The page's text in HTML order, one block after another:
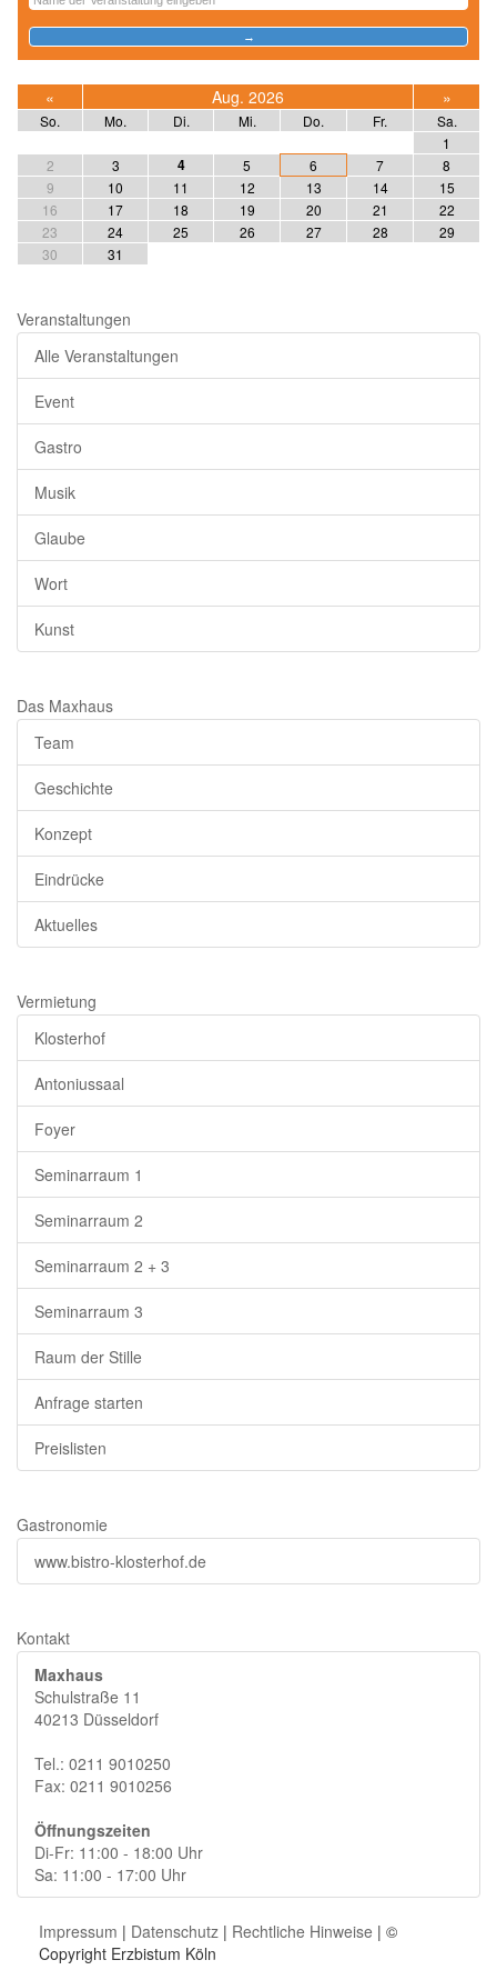
« Aug. 2026 »
So. Mo. Di. Mi. Do. Fr.
Sa.
1
2
3 4 5 6 7
8
9
10 11 12 13 14
15
16
17 18 19 20 21
22
23
24 25 26 27 28
29
30
31
Veranstaltungen
Alle Veranstaltungen
Event
Gastro
Musik
Glaube
Wort
Kunst
Das Maxhaus
Team
Geschichte
Konzept
Eindrücke
Aktuelles
Vermietung
Klosterhof
Antoniussaal
Foyer
Seminarraum 1
Seminarraum 2
Seminarraum 2 + 3
Seminarraum 3
Raum der Stille
Anfrage starten
Preislisten
Gastronomie
www.bistro-klosterhof.de
Kontakt
Maxhaus
Schulstraße 11
40213 Düsseldorf
Tel.: 0211 9010250
Fax: 0211 9010256
Öffnungszeiten
Di-Fr: 11:00 - 18:00 Uhr
Sa: 11:00 - 17:00 Uhr
Impressum | Datenschutz | Rechtliche Hinweise | ©
Copyright Erzbistum Köln